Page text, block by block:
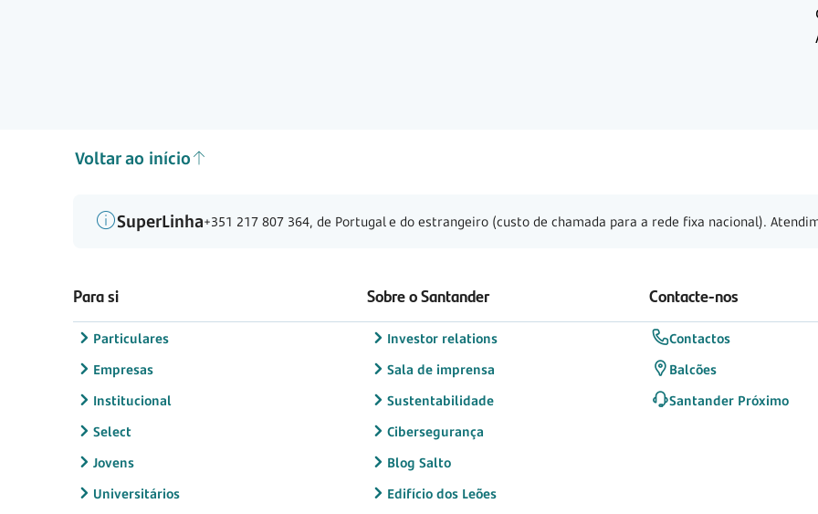
Voltar ao início
SuperLinha+351 217 807 364, de Portugal e do estrangeiro (custo de chamada para a rede fixa nacional).
Para si
Particulares
Empresas
Institucional
Select
Jovens
Universitários
Sobre o Santander
Investor relations
Sala de imprensa
Sustentabilidade
Cibersegurança
Blog Salto
Edifício dos Leões
Contacte-nos
Contactos
Balcões
Santander Próximo